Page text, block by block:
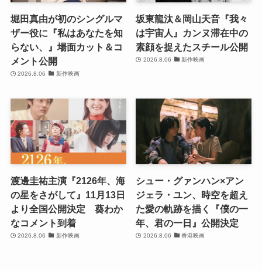
堀田真由が初のシングルマ
ザー役に『私はあなたを知
らない、』場面カット＆コ
メント公開
2026.8.06 新作映画
坂東龍汰＆岡山天音『我々
は宇宙人』カンヌ滞在中の
素顔を捉えたスチール公開
2026.8.06 新作映画
渡邊圭祐主演『2126年、海
の星をさがして』11月13日
より全国公開決定 葵わか
なコメント到着
2026.8.06 新作映画
シュー・グァンハン×アン
ジェラ・ユン、時空を超え
た愛の軌跡を描く『僕の一
年、君の一日』公開決定
2026.8.06 香港映画